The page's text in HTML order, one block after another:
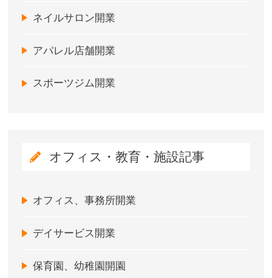
ネイルサロン開業
アパレル店舗開業
スポーツジム開業
オフィス・教育・施設記事
オフィス、事務所開業
デイサービス開業
保育園、幼稚園開園